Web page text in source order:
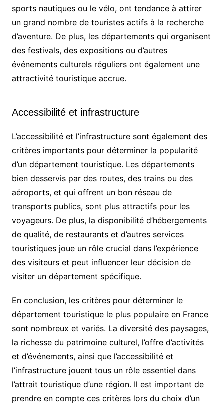
sports nautiques ou le vélo, ont tendance à attirer
un grand nombre de touristes actifs à la recherche
d’aventure. De plus, les départements qui organisent
des festivals, des expositions ou d’autres
événements culturels réguliers ont également une
attractivité touristique accrue.
Accessibilité et infrastructure
L’accessibilité et l’infrastructure sont également des
critères importants pour déterminer la popularité
d’un département touristique. Les départements
bien desservis par des routes, des trains ou des
aéroports, et qui offrent un bon réseau de
transports publics, sont plus attractifs pour les
voyageurs. De plus, la disponibilité d’hébergements
de qualité, de restaurants et d’autres services
touristiques joue un rôle crucial dans l’expérience
des visiteurs et peut influencer leur décision de
visiter un département spécifique.
En conclusion, les critères pour déterminer le
département touristique le plus populaire en France
sont nombreux et variés. La diversité des paysages,
la richesse du patrimoine culturel, l’offre d’activités
et d’événements, ainsi que l’accessibilité et
l’infrastructure jouent tous un rôle essentiel dans
l’attrait touristique d’une région. Il est important de
prendre en compte ces critères lors du choix d’un